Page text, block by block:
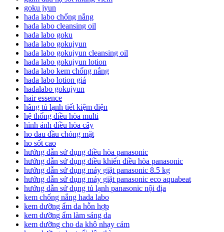
goku jyun
hada labo chống nắng
hada labo cleansing oil
hada labo goku
hada labo gokujyun
hada labo gokujyun cleansing oil
hada labo gokujyun lotion
hada labo kem chống nắng
hada labo lotion giá
hadalabo gokujyun
hair essence
hãng tủ lạnh tiết kiệm điện
hệ thống điều hòa multi
hình ảnh điều hòa cây
ho đau đầu chóng mặt
ho sốt cao
hướng dẫn sử dụng điều hòa panasonic
hướng dẫn sử dụng điều khiển điều hòa panasonic
hướng dẫn sử dụng máy giặt panasonic 8.5 kg
hướng dẫn sử dụng máy giặt panasonic eco aquabeat
hướng dẫn sử dụng tủ lạnh panasonic nội địa
kem chống nắng hada labo
kem dưỡng ẩm da hỗn hợp
kem dưỡng ẩm làm sáng da
kem dưỡng cho da khô nhạy cảm